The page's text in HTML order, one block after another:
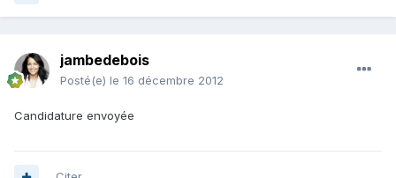
jambedebois
Posté(e) le 16 décembre 2012
Candidature envoyée